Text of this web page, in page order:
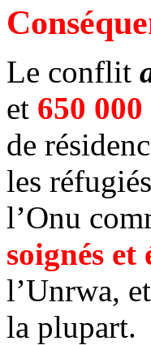
Le conflit
et 650
de
les
l’Onu
soignés et
l’Unrwa,
la plupart.